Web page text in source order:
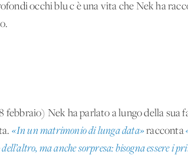
occhi blu c'è una vita che Nek ha
febbraio) Nek ha parlato a lungo della sua
«In un matrimonio di lunga data»racconta
ma anche sorpresa: bisogna essere i